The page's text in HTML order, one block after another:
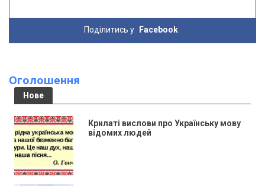
Поділитись у Facebook
Оголошення
Нове
Крилаті вислови про Українську мову
відомих людей